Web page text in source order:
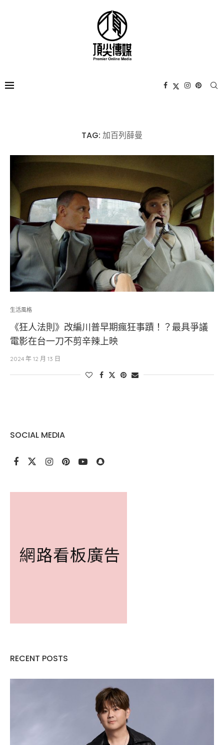
TAG: 加百列薛曼
生活風格
《狂人法則》改編川普早期瘋狂事蹟！？最具爭議
電影在台一刀不剪辛辣上映
2024 年 12 月 13 日
SOCIAL MEDIA
RECENT POSTS